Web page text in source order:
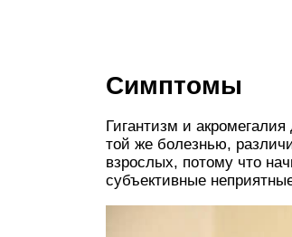
Симптомы
Гигантизм и
той же болезнью,
взрослых, потому что
субъективные